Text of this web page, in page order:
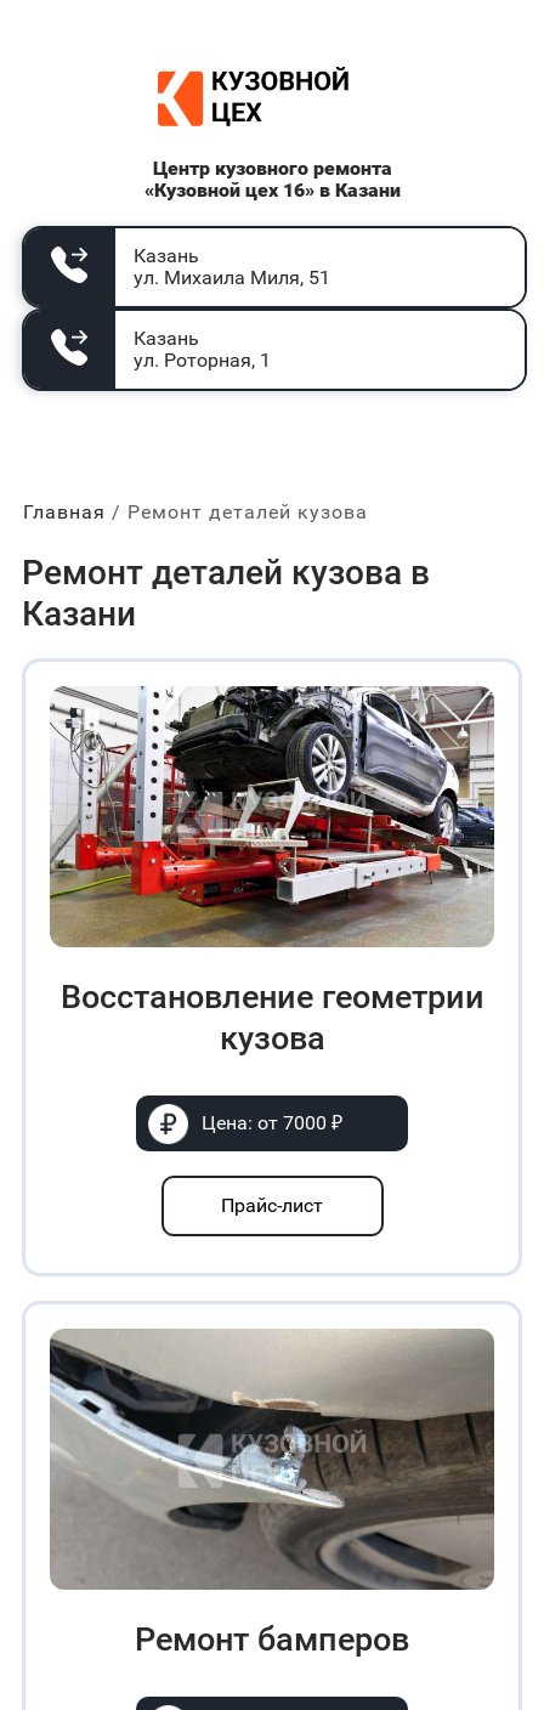
Центр кузовного ремонта
«Кузовной цех 16» в Казани
Казань
ул. Михаила Миля, 51
Казань
ул. Роторная, 1
Главная Ремонт деталей кузова
Ремонт деталей кузова в
Казани
Восстановление геометрии
кузова
Цена: от 7000 ₽
Прайс-лист
Ремонт бамперов